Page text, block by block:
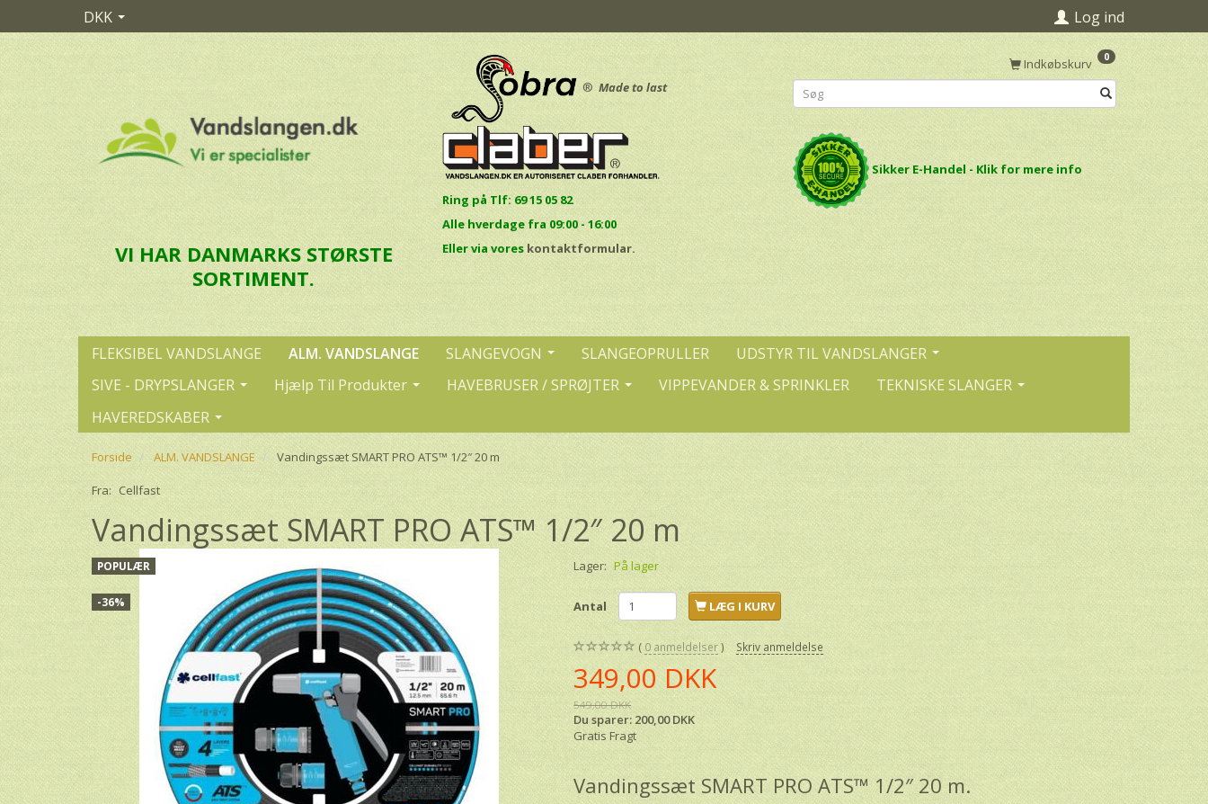
DKK Log ind
VI HAR DANMARKS STØRSTE
SORTIMENT.
® Made to last
Ring på Tlf: 69 15 05 82
Alle hverdage fra 09:00 - 16:00
Eller via vores kontaktformular.
Indkøbskurv 0
Sikker E-Handel - Klik for mere info
FLEKSIBEL VANDSLANGE ALM. VANDSLANGE SLANGEVOGN SLANGEOPRULLER
UDSTYR TIL VANDSLANGER
SIVE - DRYPSLANGER
Hjælp Til Produkter HAVEBRUSER / SPRØJTER VIPPEVANDER & SPRINKLER
TEKNISKE SLANGER
HAVEREDSKABER
Forside ALM. VANDSLANGE Vandingssæt SMART PRO ATS™ 1/2″ 20 m
Fra: Cellfast
Vandingssæt SMART PRO ATS™ 1/2″ 20 m
POPULÆR
-36%
Lager: På lager
Antal LÆG I KURV
0 anmeldelser Skriv anmeldelse
349,00 DKK
549,00 DKK
Du sparer: 200,00 DKK
Gratis Fragt
Vandingssæt SMART PRO ATS™ 1/2″ 20 m.